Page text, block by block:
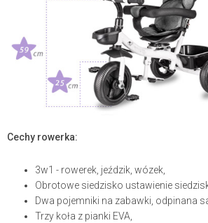
Cechy rowerka:
3w1 - rowerek, jeździk, wózek,
Obrotowe siedzisko ustawienie
Dwa pojemniki na zabawki, odpinana
Trzy koła z pianki EVA,